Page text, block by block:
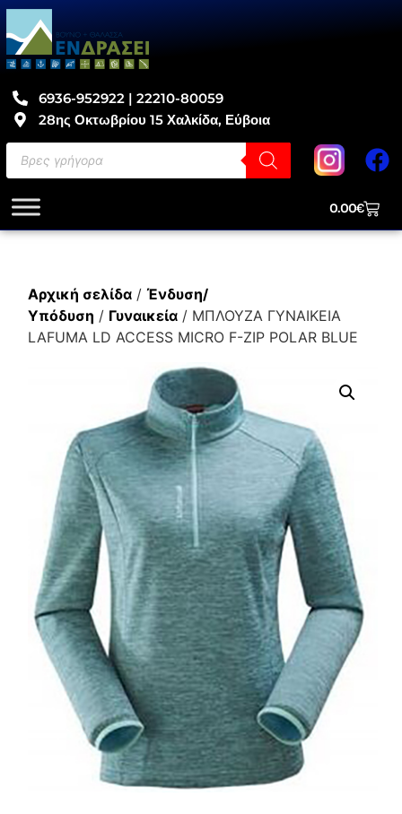
6936-952922 | 22210-80059
28ης Οκτωβρίου 15 Χαλκίδα, Εύβοια
0.00€
Αρχική σελίδα/ Ένδυση/
Υπόδυση / Γυναικεία/ ΜΠΛΟΥΖΑ ΓΥΝΑΙΚΕΙΑ
LAFUMA LD ACCESS MICRO F-ZIP POLAR BLUE